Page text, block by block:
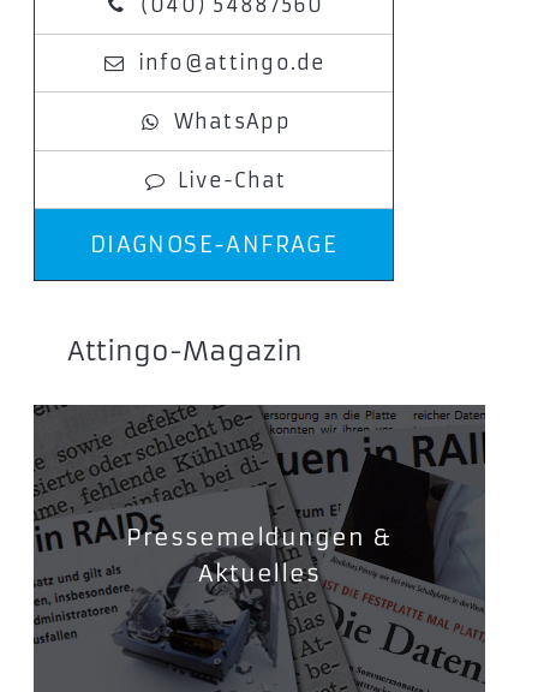
info@attingo.de
WhatsApp
Live-Chat
DIAGNOSE-ANFRAGE
Attingo-Magazin
Pressemeldungen &
Aktuelles